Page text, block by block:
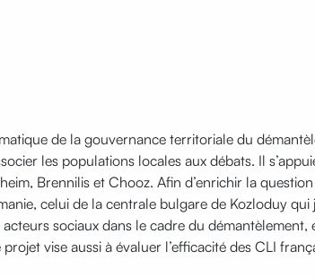
de la gouvernance territoriale du
les populations locales aux débats. Il
Brennilis et Chooz. Afin d’enrichir la
celui de la centrale bulgare de Kozloduy
sociaux dans le cadre du
vise aussi à évaluer l’efficacité des CLI